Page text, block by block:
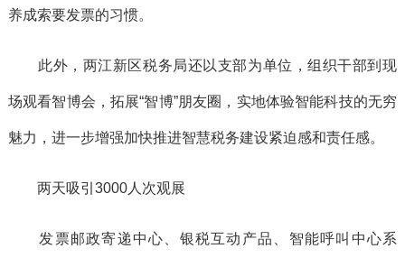
养成索要发票的习惯。
此外，两江新区税务局还以支部为单位，组织干部到现
场观看智博会，拓展“智博”朋友圈，实地体验智能科技的无穷
魅力，进一步增强加快推进智慧税务建设紧迫感和责任感。
两天吸引3000人次观展
发票邮政寄递中心、银税互动产品、智能呼叫中心系